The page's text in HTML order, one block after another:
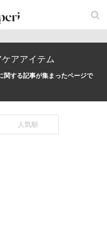
アアイテム
関する記事が集まったページで
人気順